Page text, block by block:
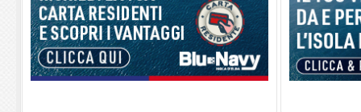
Rio Elba, rifiuti accumulati in via Adelasio Taddei. La segnalazione di un